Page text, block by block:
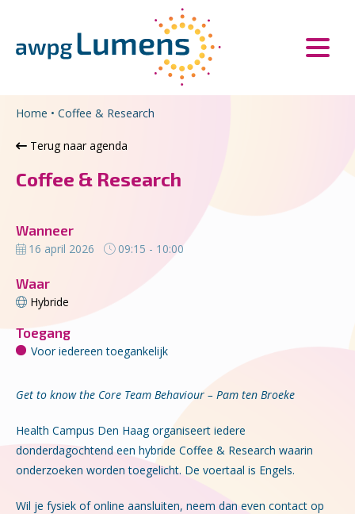
Home • Coffee & Research
Terug naar agenda
Coffee & Research
Wanneer
16 april 2026 09:15 - 10:00
Waar
Hybride
Toegang
Voor iedereen toegankelijk
Get to know the Core Team Behaviour – Pam ten Broeke
Health Campus Den Haag organiseert iedere
donderdagochtend een hybride Coffee & Research waarin
onderzoeken worden toegelicht. De voertaal is Engels.
Wil je fysiek of online aansluiten, neem dan even contact op